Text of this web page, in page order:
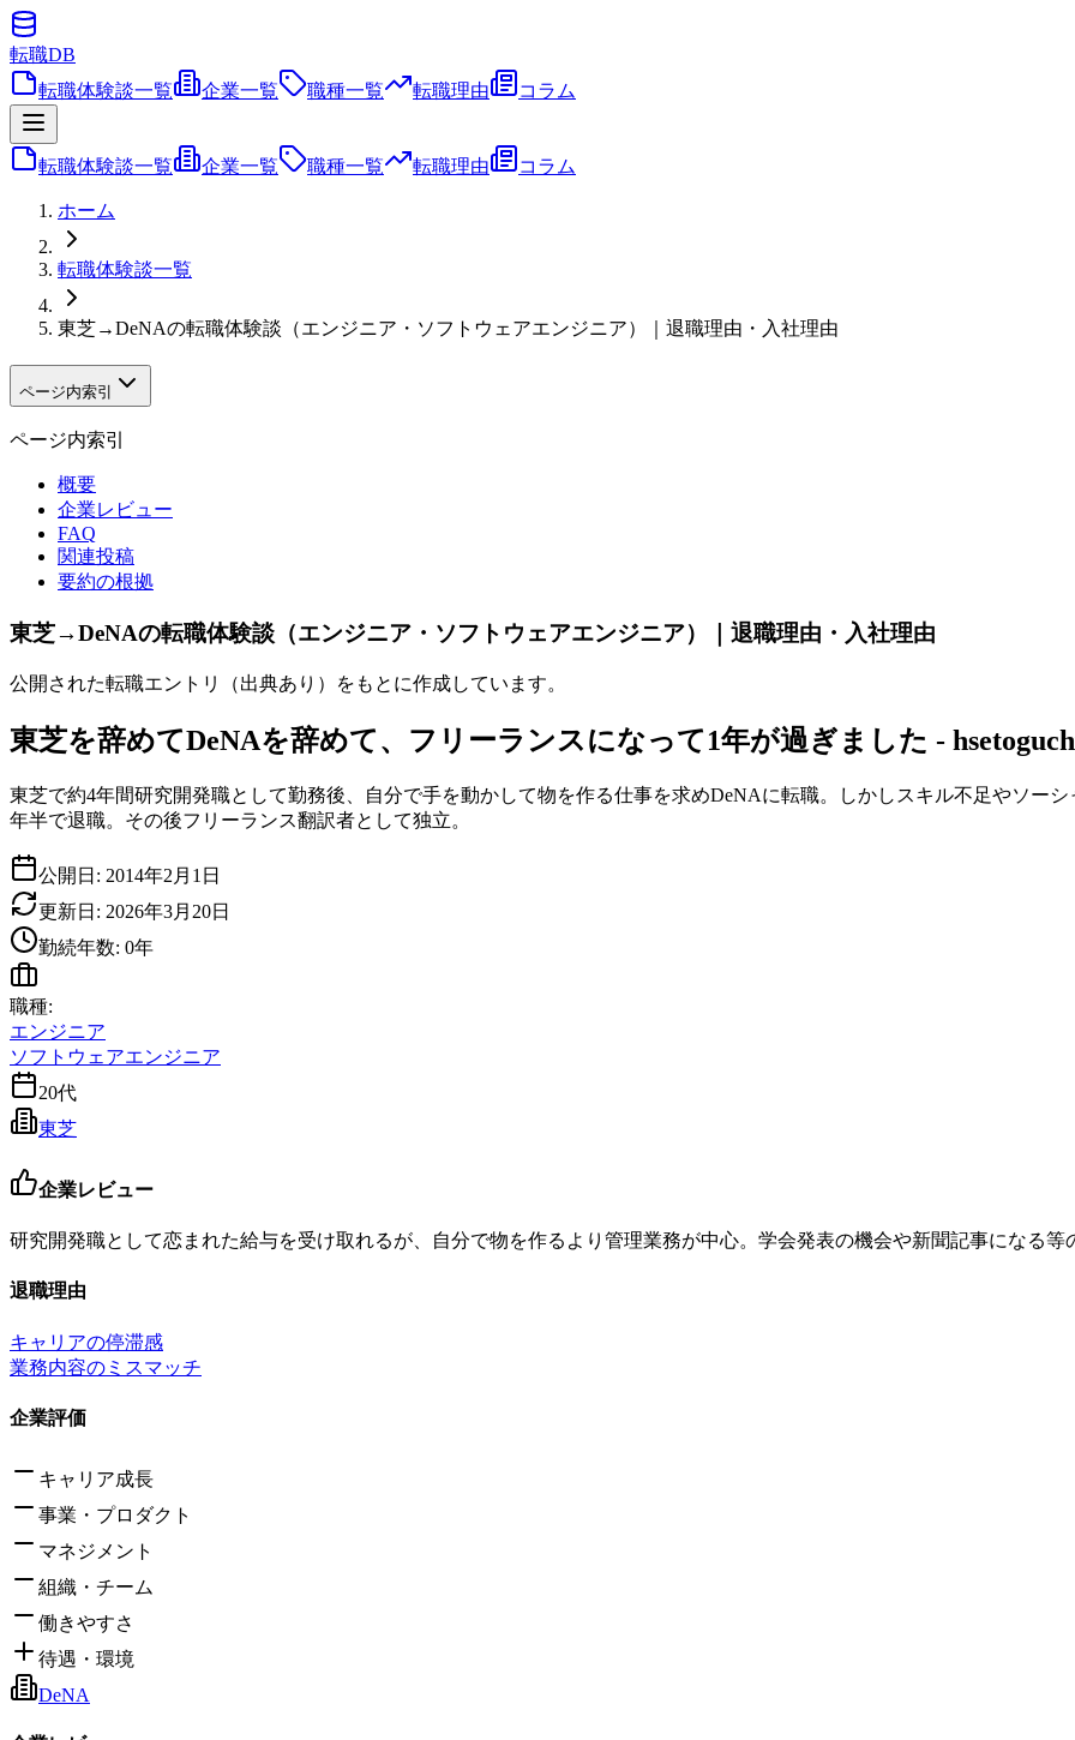
転職DB
転職体験談一覧
企業一覧 職種一覧 転職理由 コラム
転職体験談一覧 企業一覧 職種一覧 転職理由 コラム
ホーム
転職体験談一覧
東芝→DeNAの転職体験談（エンジニア・ソフトウェアエンジニア）｜退職理由・入社理由
ページ内索引
ページ内索引
概要
企業レビュー
FAQ
関連投稿
要約の根拠
東芝→DeNAの転職体験談（エンジニア・ソフトウェアエンジニア）｜退職理由・入社理由
公開された転職エントリ（出典あり）をもとに作成しています。
東芝を辞めてDeNAを辞めて、フリーランスになって1年が過ぎました -
東芝で約4年間研究開発職として勤務後、自分で手を動かして物を作る仕事を求めDeNAに転職。しかしスキル不足やソー
年半で退職。その後フリーランス翻訳者として独立。
公開日: 2014年2月1日
更新日: 2026年3月20日
勤続年数: 0年
職種:
エンジニア
ソフトウェアエンジニア
20代
東芝
企業レビュー
研究開発職として恋まれた給与を受け取れるが、自分で物を作るより管理業務が中心。学会発表の機会や新聞記事になる等
退職理由
キャリアの停滞感
業務内容のミスマッチ
企業評価
キャリア成長
事業・プロダクト
マネジメント
組織・チーム
働きやすさ
待遇・環境
DeNA